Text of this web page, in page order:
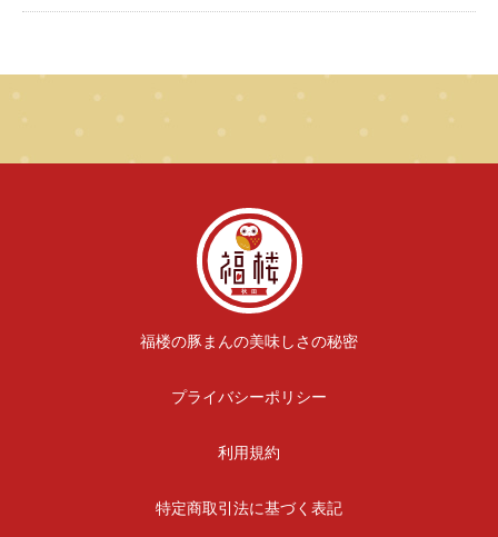
福楼の豚まんの美味しさの秘密
プライバシーポリシー
利用規約
特定商取引法に基づく表記